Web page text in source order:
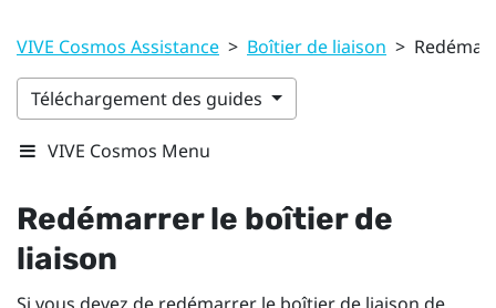
VIVE Cosmos Assistance > Boîtier de liaison >
Téléchargement des guides
VIVE Cosmos Menu
Redémarrer le boîtier de
liaison